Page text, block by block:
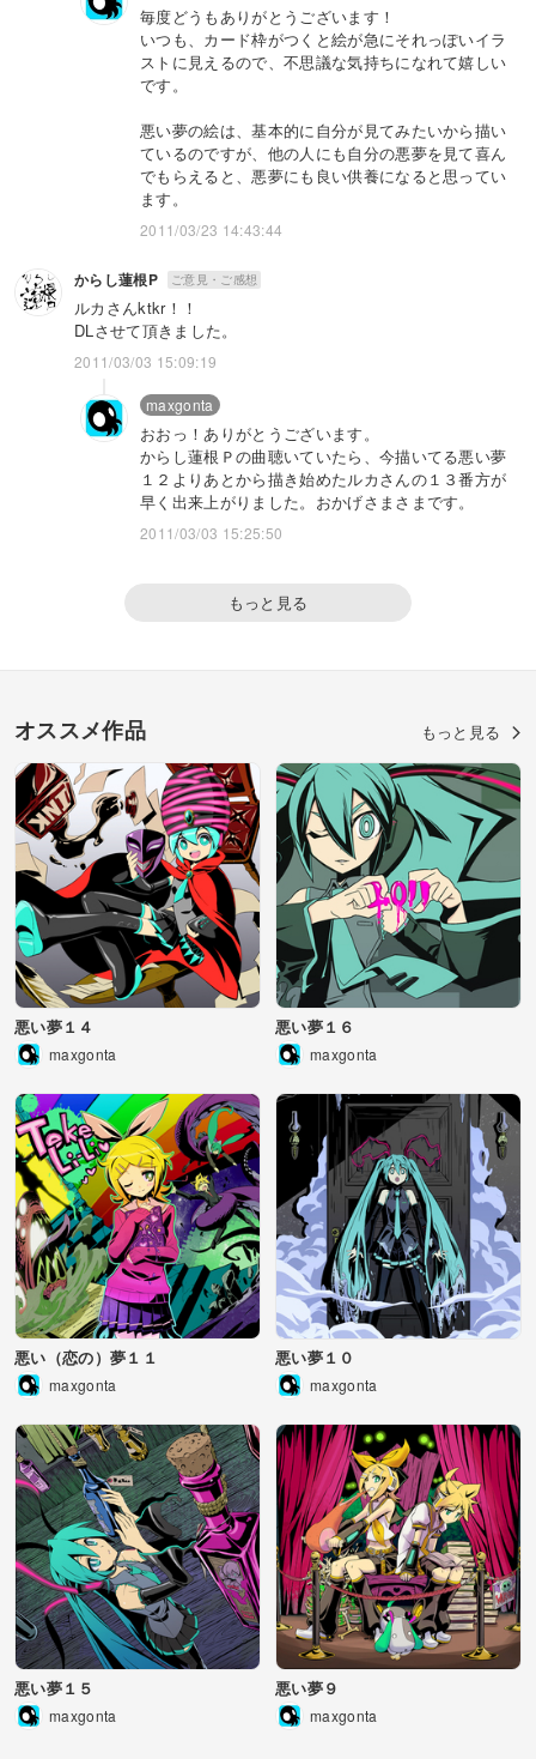
毎度どうもありがとうございます！
いつも、カード枠がつくと絵が急にそれっぽいイラ
ストに見えるので、不思議な気持ちになれて嬉しい
です。
悪い夢の絵は、基本的に自分が見てみたいから描い
ているのですが、他の人にも自分の悪夢を見て喜ん
でもらえると、悪夢にも良い供養になると思ってい
ます。
2011/03/23 14:43:44
からし蓮根P ご意見・ご感想
ルカさんktkr！！
DLさせて頂きました。
2011/03/03 15:09:19
maxgonta
おおっ！ありがとうございます。
からし蓮根Ｐの曲聴いていたら、今描いてる悪い夢
１２よりあとから描き始めたルカさんの１３番方が
早く出来上がりました。おかげさまさまです。
2011/03/03 15:25:50
もっと見る
オススメ作品 もっと見る
悪い夢１４
maxgonta
悪い夢１６
maxgonta
悪い（恋の）夢１１
maxgonta
悪い夢１０
maxgonta
悪い夢１５
maxgonta
悪い夢９
maxgonta